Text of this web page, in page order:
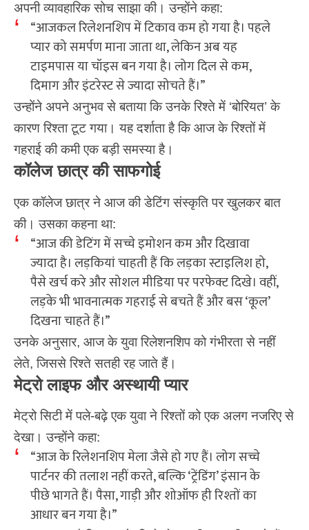
अपनी व्यावहारिक सोच साझा की। उन्होंने कहा:
“आजकल रिलेशनशिप में टिकाव कम हो गया है। पहले
प्यार को समर्पण माना जाता था, लेकिन अब यह
टाइमपास या चॉइस बन गया है। लोग दिल से कम,
दिमाग और इंटरेस्ट से ज्यादा सोचते हैं।”
उन्होंने अपने अनुभव से बताया कि उनके रिश्ते में ‘बोरियत’ के
कारण रिश्ता टूट गया। यह दर्शाता है कि आज के रिश्तों में
गहराई की कमी एक बड़ी समस्या है।
कॉलेज छात्र की साफगोई
एक कॉलेज छात्र ने आज की डेटिंग संस्कृति पर खुलकर बात
की। उसका कहना था:
“आज की डेटिंग में सच्चे इमोशन कम और दिखावा
ज्यादा है। लड़कियां चाहती हैं कि लड़का स्टाइलिश हो,
पैसे खर्च करे और सोशल मीडिया पर परफेक्ट दिखे। वहीं,
लड़के भी भावनात्मक गहराई से बचते हैं और बस ‘कूल’
दिखना चाहते हैं।”
उनके अनुसार, आज के युवा रिलेशनशिप को गंभीरता से नहीं
लेते, जिससे रिश्ते सतही रह जाते हैं।
मेट्रो लाइफ और अस्थायी प्यार
मेट्रो सिटी में पले-बढ़े एक युवा ने रिश्तों को एक अलग नजरिए से
देखा। उन्होंने कहा:
“आज के रिलेशनशिप मेला जैसे हो गए हैं। लोग सच्चे
पार्टनर की तलाश नहीं करते, बल्कि ‘ट्रेंडिंग’ इंसान के
पीछे भागते हैं। पैसा, गाड़ी और शोऑफ ही रिश्तों का
आधार बन गया है।”